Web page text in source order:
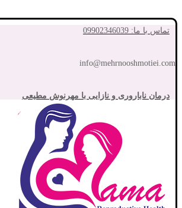
تماس با ما: 09902346039
info@mehrnooshmotiei.com
درمان ناباروری و نازایی با مهرنوش مطیعی